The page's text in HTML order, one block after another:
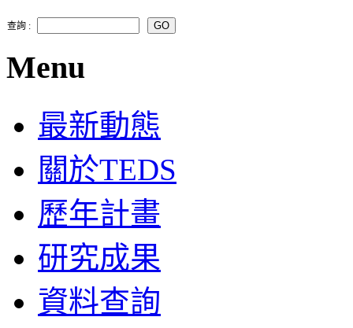
查詢 :
Menu
最新動態
關於TEDS
歷年計畫
研究成果
資料查詢